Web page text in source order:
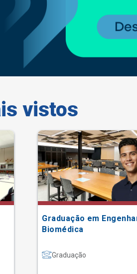
vistos
Graduação em
Biomédica
Graduação